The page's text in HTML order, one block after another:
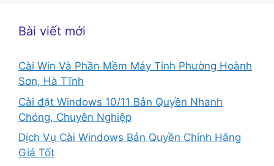
Bài viết mới
Cài Win Và Phần Mềm Máy Tính Phường Hoành
Sơn, Hà Tĩnh
Cài đặt Windows 10/11 Bản Quyền Nhanh
Chóng, Chuyên Nghiệp
Dịch Vụ Cài Windows Bản Quyền Chính Hãng
Giá Tốt